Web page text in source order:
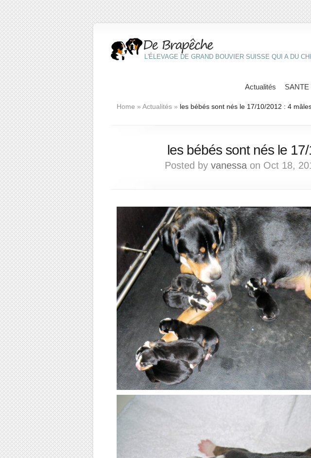
L'ÉLEVAGE DE GRAND BOUVIER SUISSE QUI A DU
Actualités SANTE
Home » Actualités » les bébés sont nés le 17/10/2012 : 4
les bébés sont nés le
Posted by vanessaon Oct 18,